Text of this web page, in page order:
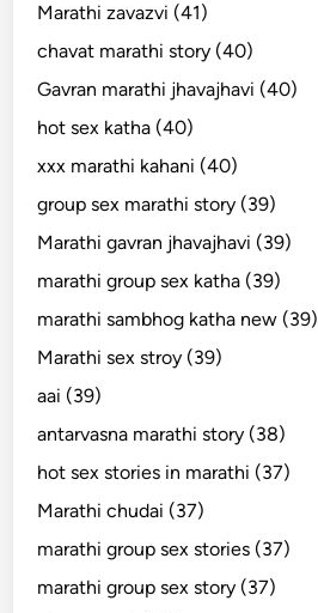
Marathi zavazvi (41)
chavat marathi story (40)
Gavran marathi jhavajhavi (40)
hot sex katha (40)
xxx marathi kahani (40)
group sex marathi story (39)
Marathi gavran jhavajhavi (39)
marathi group sex katha (39)
marathi sambhog katha new (39)
Marathi sex stroy (39)
aai (39)
antarvasna marathi story (38)
hot sex stories in marathi (37)
Marathi chudai (37)
marathi group sex stories (37)
marathi group sex story (37)